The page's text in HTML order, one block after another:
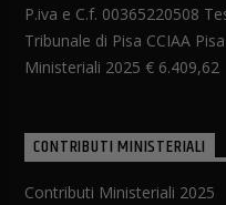
P.iva e C.f. 00365220508
Tribunale di Pisa CCIAA
Ministeriali 2025 € 6.409,62
CONTRIBUTI MINISTERIALI
Contributi Ministeriali 2025